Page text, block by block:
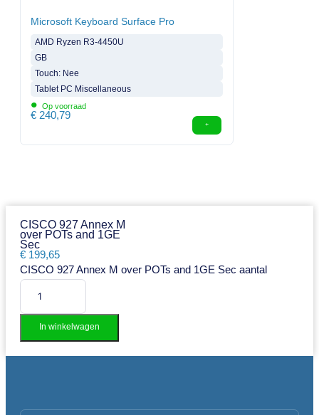
Microsoft Keyboard Surface Pro
AMD Ryzen R3-4450U
GB
Touch: Nee
Tablet PC Miscellaneous
• Op voorraad
€ 240,79
CISCO 927 Annex M
over POTs and 1GE
Sec
€ 199,65
CISCO 927 Annex M over POTs and 1GE Sec aantal
In winkelwagen